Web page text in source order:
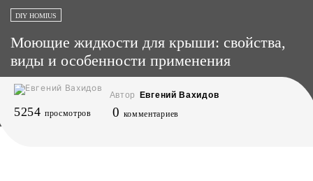
DIY HOMIUS
Моющие жидкости для крыши: свойства,
виды и особенности применения
Автор Евгений Вахидов
5254 просмотров 0 комментариев